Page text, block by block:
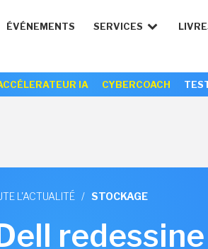
ÉVÉNEMENTS SERVICES
IA CYBERCOACH
L'ACTUALITÉ / STOCKAGE